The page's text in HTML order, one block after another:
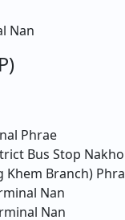
Nan
Phrae
Bus Stop
Khem Branch)
Nan
Nan